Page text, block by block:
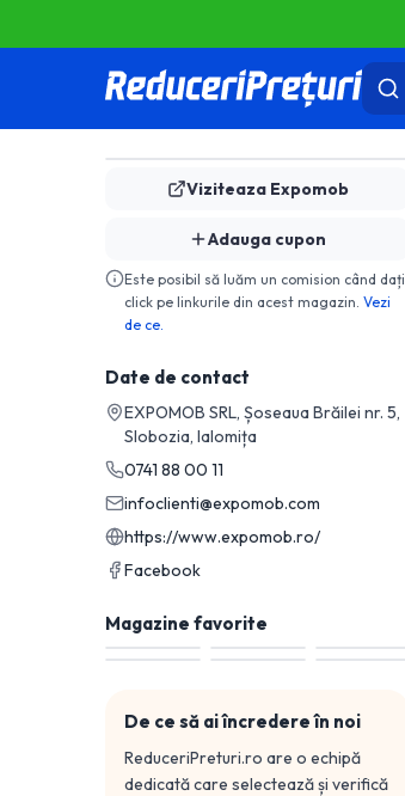
Viziteaza Expomob
Adauga cupon
Este posibil să luăm un comision când dați
click pe linkurile din acest magazin. Vezi
de ce.
Date de contact
EXPOMOB SRL, Șoseaua Brăilei nr. 5,
Slobozia, Ialomița
0741 88 00 11
infoclienti@expomob.com
https://www.expomob.ro/
Facebook
Magazine favorite
De ce să ai încredere în noi
ReduceriPreturi.ro are o echipă
dedicată care selectează și verifică